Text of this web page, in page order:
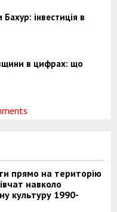
інвестиція в
в цифрах: що
прямо на територію
навколо
культуру 1990-